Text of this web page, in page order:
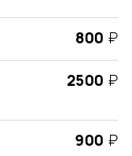
800 ₽
2500 ₽
900 ₽